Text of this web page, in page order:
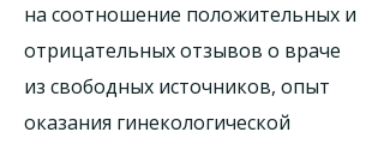
на соотношение положительных и
отрицательных отзывов о враче
из свободных источников, опыт
оказания гинекологической